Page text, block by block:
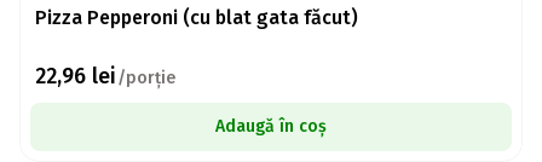
Pizza Pepperoni (cu blat gata făcut)
22,96 lei/porție
Adaugă în coș